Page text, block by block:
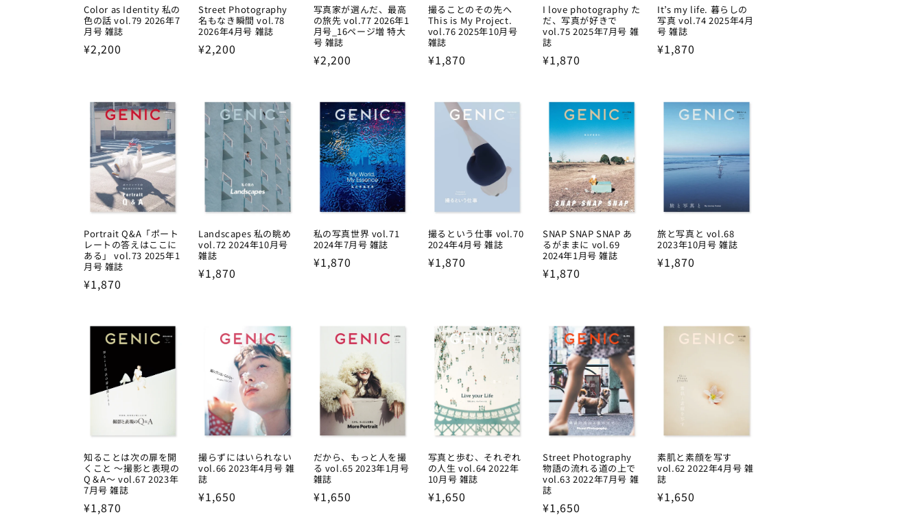
Color as Identity 私の
色の話 vol.79 2026年7
月号 雑誌
Regular
¥2,200
Street Photography
名もなき瞬間 vol.78
2026年4月号 雑誌
Regular
¥2,200
写真家が選んだ、最高
の旅先 vol.77 2026年1
月号_16ページ増 特大
号 雑誌
Regular
¥2,200
撮ることのその先へ
This is My Project.
vol.76 2025年10月号
雑誌
Regular
¥1,870
I love photography た
だ、写真が好きで
vol.75 2025年7月号 雑
誌
Regular
¥1,870
It’s my life. 暮らしの
写真 vol.74 2025年4月
号 雑誌
Regular
¥1,870
Portrait Q&A「ポート
レートの答えはここに
ある」 vol.73 2025年1
月号 雑誌
Regular
¥1,870
Landscapes 私の眺め
vol.72 2024年10月号
雑誌
Regular
¥1,870
私の写真世界 vol.71
2024年7月号 雑誌
Regular
¥1,870
撮るという仕事 vol.70
2024年4月号 雑誌
Regular
¥1,870
SNAP SNAP SNAP あ
るがままに vol.69
2024年1月号 雑誌
Regular
¥1,870
旅と写真と vol.68
2023年10月号 雑誌
Regular
¥1,870
知ることは次の扉を開
くこと ～撮影と表現の
Q＆A～ vol.67 2023年
7月号 雑誌
Regular
¥1,870
撮らずにはいられない
vol.66 2023年4月号 雑
誌
Regular
¥1,650
だから、もっと人を撮
る vol.65 2023年1月号
雑誌
Regular
¥1,650
写真と歩む、それぞれ
の人生 vol.64 2022年
10月号 雑誌
Regular
¥1,650
Street Photography
物語の流れる道の上で
vol.63 2022年7月号 雑
誌
Regular
¥1,650
素肌と素顔を写す
vol.62 2022年4月号 雑
誌
Regular
¥1,650